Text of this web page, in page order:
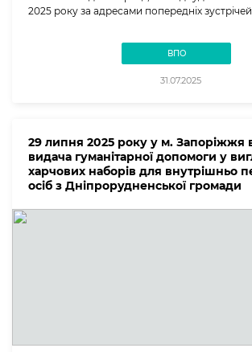
2025 року за адресами попередніх
ВПО
31.07.2025
29 липня 2025 року у м. Запоріжжя
видача гуманітарної допомоги у
харчових наборів для внутрішньо
осіб з Дніпрорудненської громади